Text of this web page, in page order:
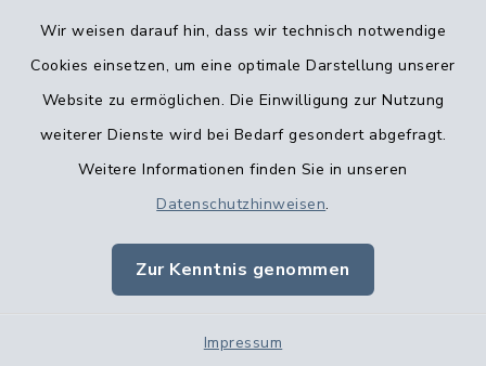
Wir weisen darauf hin, dass wir technisch notwendige
Cookies einsetzen, um eine optimale Darstellung unserer
Website zu ermöglichen. Die Einwilligung zur Nutzung
weiterer Dienste wird bei Bedarf gesondert abgefragt.
Weitere Informationen finden Sie in unseren
Datenschutzhinweisen.
Zur Kenntnis genommen
Impressum
Barrierefreiheit
Impressum
Sitemap